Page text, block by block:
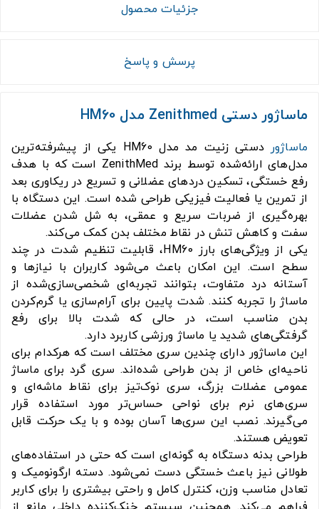
جزئیات محصول
پرسش و پاسخ
ماساژور دستی Zenithmed مدل HM60
ماساژور
دستی زنیت مد مدل HM60 یکی از پیشرفته‌ترین
مدل‌های ارائه‌شده توسط برند ZenithMed است که با هدف
رفع خستگی، تسکین دردهای عضلانی و تسریع در ریکاوری بعد
از تمرین یا فعالیت فیزیکی طراحی شده است. این دستگاه با
بهره‌گیری از ضربات سریع و عمقی، به شل‌ شدن عضلات
سفت و کاهش تنش در نقاط مختلف بدن کمک می‌کند.
یکی از ویژگی‌های بارز HM60، قابلیت تنظیم شدت در چند
سطح است. این امکان باعث می‌شود کاربران با نیازها و
آستانه درد متفاوت، بتوانند تجربه‌ای شخصی‌سازی‌شده از
ماساژ را تجربه کنند. شدت پایین برای آرام‌سازی یا گرم‌کردن
بدن مناسب است، در حالی‌ که شدت بالا برای رفع
گرفتگی‌های شدید یا ماساژ ورزشی کاربرد دارد.
این ماساژور دارای چندین سری مختلف است که هرکدام برای
ناحیه‌ای خاص از بدن طراحی شده‌اند. سری گرد برای ماساژ
عمومی عضلات بزرگ، سری نوک‌تیز برای نقاط ماشه‌ای و
سری‌های نرم برای نواحی حساس‌تر مورد استفاده قرار
می‌گیرند. نصب این سری‌ها آسان بوده و با یک حرکت قابل
تعویض هستند.
طراحی بدنه دستگاه به گونه‌ای است که حتی در استفاده‌های
طولانی نیز باعث خستگی دست نمی‌شود. دسته ارگونومیک و
تعادل مناسب وزن، کنترل کامل و راحتی بیشتری را برای کاربر